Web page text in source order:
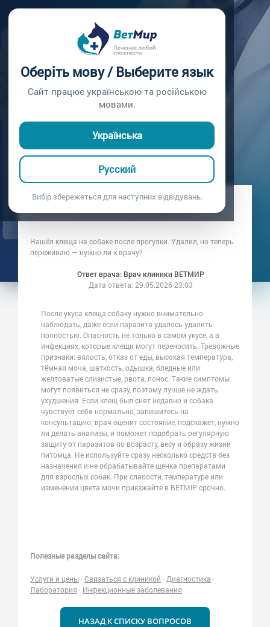
Оберіть мову / Выберите язык
Сайт працює українською та російською
мовами.
Українська
Русский
Вибір збережеться для наступних відвідувань.
Вопросы врачу /
СОБАКУ УКУСИЛ
КЛЕЩ: ЧТО ДЕЛАТЬ
ПОСЛЕ ПРОГУЛКИ
Вопрос врачу №437
Вопрос владельца: Хозяин щенка
Дата вопроса:29.05.2026 15:11
Нашёл клеща на собаке после прогулки. Удалил, но теперь
переживаю — нужно ли к врачу?
Ответ врача: Врач клиники ВЕТМИР
Дата ответа: 29.05.2026 23:03
После укуса клеща собаку нужно внимательно
наблюдать, даже если паразита удалось удалить
полностью. Опасность не только в самом укусе, а в
инфекциях, которые клещи могут переносить. Тревожные
признаки: вялость, отказ от еды, высокая температура,
тёмная моча, шаткость, одышка, бледные или
желтоватые слизистые, рвота, понос. Такие симптомы
могут появиться не сразу, поэтому лучше не ждать
ухудшения. Если клещ был снят недавно и собака
чувствует себя нормально, запишитесь на
консультацию: врач оценит состояние, подскажет, нужно
ли делать анализы, и поможет подобрать регулярную
защиту от паразитов по возрасту, весу и образу жизни
питомца. Не используйте сразу несколько средств без
назначения и не обрабатывайте щенка препаратами
для взрослых собак. При слабости, температуре или
изменении цвета мочи приезжайте в ВЕТМІР срочно.
Полезные разделы сайта:
Услуги и цены · Связаться с клиникой · Диагностика ·
Лаборатория · Инфекционные заболевания
НАЗАД К СПИСКУ ВОПРОСОВ